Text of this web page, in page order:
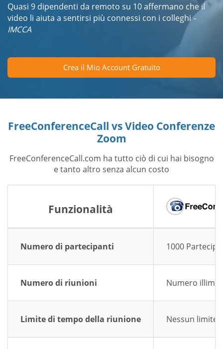
Quasi 9 dipendenti da remoto su 10 affermano che il
video li aiuta a sentirsi più connessi con i colleghi-
IMCCA
Crea il Mio Account Gratuito
FreeConferenceCall vs Video Conferenze
Zoom
FreeConferenceCall.com ha tutto ciò di cui hai bisogno
e tanto altro senza alcun costo
Funzionalità
Numero di partecipanti 1000
Numero di riunioni Numero
Limite di tempo della riunione Nessun limite